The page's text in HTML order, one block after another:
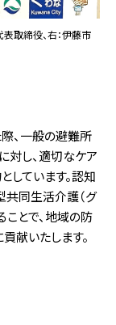
取締役、右：伊藤市
、一般の避難所
対し、適切なケア
しています。認知
同生活介護（グ
とで、地域の防
献いたします。